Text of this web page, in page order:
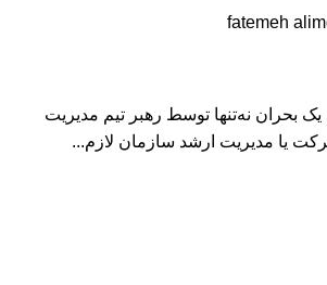
fatemeh
بحران نه‌تنها توسط رهبر تیم مدیریت
یا مدیریت ارشد سازمان لازم...